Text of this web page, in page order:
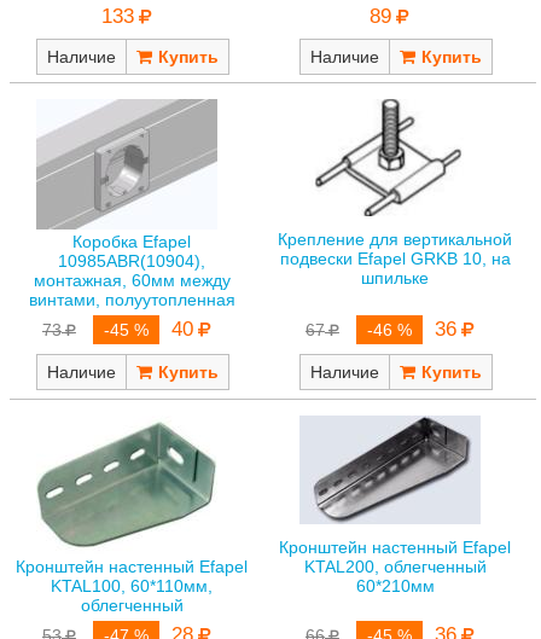
133
Наличие
89
Наличие
Коробка Efapel
10985ABR(10904),
монтажная, 60мм между
винтами, полуутопленная
73
-45 % 40
Наличие
Крепление для вертикальной
подвески Efapel GRKB 10, на
шпильке
67 -46 % 36
Наличие
Кронштейн настенный Efapel
KTAL100, 60*110мм,
облегченный
Кронштейн настенный Efapel
KTAL200, облегченный
60*210мм